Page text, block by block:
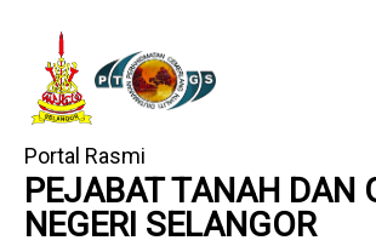
Portal Rasmi
PEJABAT TANAH DAN
NEGERI SELANGOR